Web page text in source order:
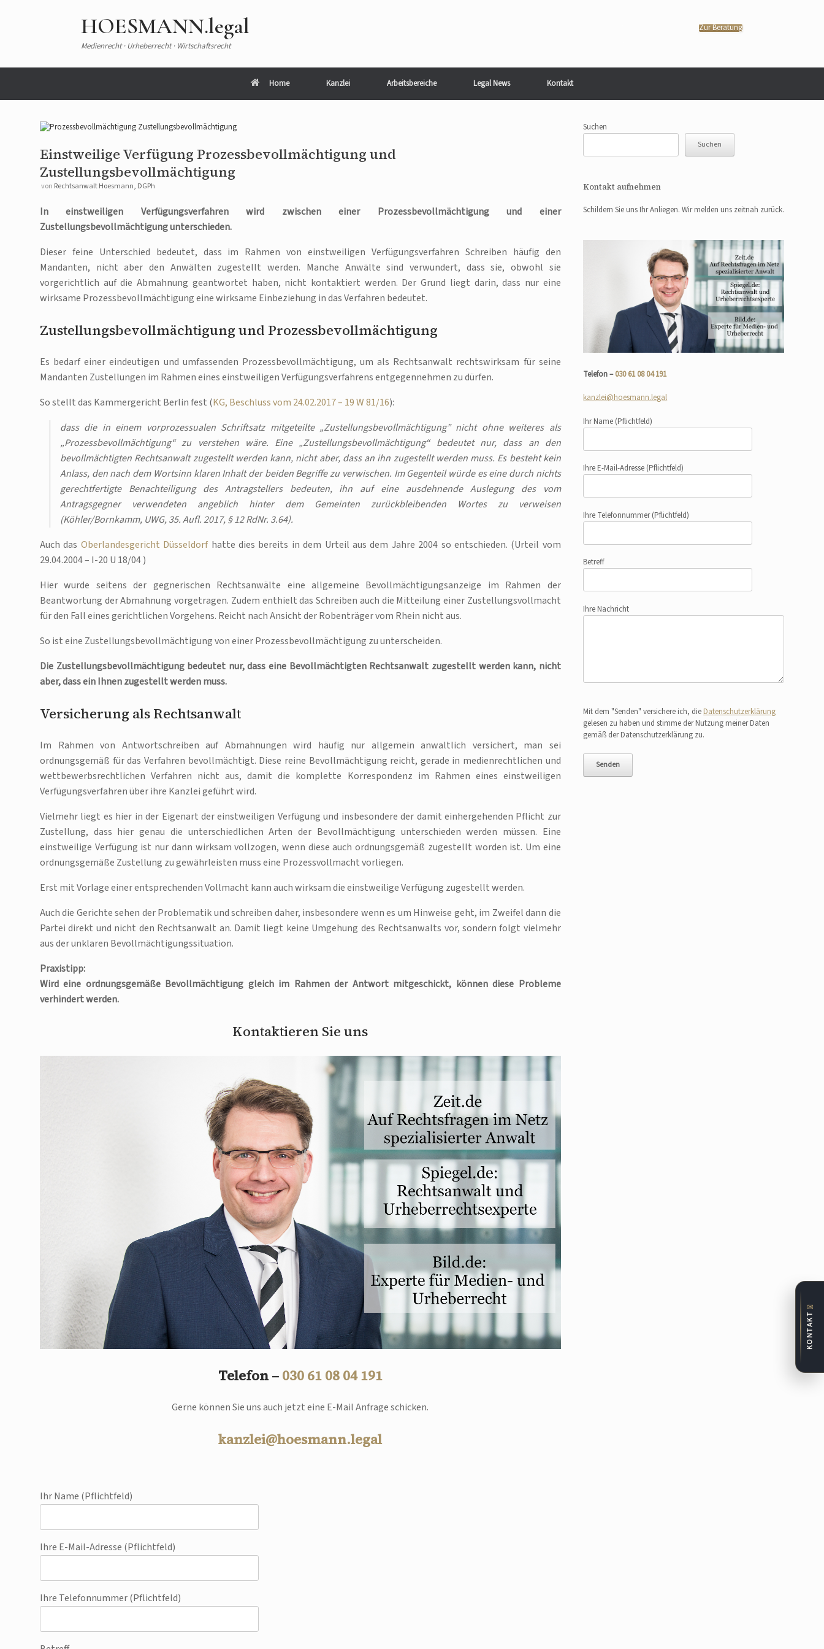
HOESMANN.legal
Medienrecht · Urheberrecht · Wirtschaftsrecht
Zur Beratung
Home Kanzlei Arbeitsbereiche Legal News Kontakt
Einstweilige Verfügung Prozessbevollmächtigung und
Zustellungsbevollmächtigung
von Rechtsanwalt Hoesmann, DGPh
In einstweiligen Verfügungsverfahren wird zwischen einer Prozessbevollmächtigung und einer
Zustellungsbevollmächtigung unterschieden.
Dieser feine Unterschied bedeutet, dass im Rahmen von einstweiligen Verfügungsverfahren Schreiben häufig den
Mandanten, nicht aber den Anwälten zugestellt werden. Manche Anwälte sind verwundert, dass sie, obwohl sie
vorgerichtlich auf die Abmahnung geantwortet haben, nicht kontaktiert werden. Der Grund liegt darin, dass nur eine
wirksame Prozessbevollmächtigung eine wirksame Einbeziehung in das Verfahren bedeutet.
Zustellungsbevollmächtigung und Prozessbevollmächtigung
Es bedarf einer eindeutigen und umfassenden Prozessbevollmächtigung, um als Rechtsanwalt rechtswirksam für seine
Mandanten Zustellungen im Rahmen eines einstweiligen Verfügungsverfahrens entgegennehmen zu dürfen.
So stellt das Kammergericht Berlin fest (KG, Beschluss vom 24.02.2017 – 19 W 81/16):
dass die in einem vorprozessualen Schriftsatz mitgeteilte „Zustellungsbevollmächtigung” nicht ohne weiteres als
„Prozessbevollmächtigung“ zu verstehen wäre. Eine „Zustellungsbevollmächtigung“ bedeutet nur, dass an den
bevollmächtigten Rechtsanwalt zugestellt werden kann, nicht aber, dass an ihn zugestellt werden muss. Es besteht kein
Anlass, den nach dem Wortsinn klaren Inhalt der beiden Begriffe zu verwischen. Im Gegenteil würde es eine durch nichts
gerechtfertigte Benachteiligung des Antragstellers bedeuten, ihn auf eine ausdehnende Auslegung des vom
Antragsgegner verwendeten angeblich hinter dem Gemeinten zurückbleibenden Wortes zu verweisen
(Köhler/Bornkamm, UWG, 35. Aufl. 2017, § 12 RdNr. 3.64).
Auch das Oberlandesgericht Düsseldorfhatte dies bereits in dem Urteil aus dem Jahre 2004 so entschieden. (Urteil vom
29.04.2004 – I-20 U 18/04 )
Hier wurde seitens der gegnerischen Rechtsanwälte eine allgemeine Bevollmächtigungsanzeige im Rahmen der
Beantwortung der Abmahnung vorgetragen. Zudem enthielt das Schreiben auch die Mitteilung einer Zustellungsvollmacht
für den Fall eines gerichtlichen Vorgehens. Reicht nach Ansicht der Robenträger vom Rhein nicht aus.
So ist eine Zustellungsbevollmächtigung von einer Prozessbevollmächtigung zu unterscheiden.
Die Zustellungsbevollmächtigung bedeutet nur, dass eine Bevollmächtigten Rechtsanwalt zugestellt werden kann, nicht
aber, dass ein Ihnen zugestellt werden muss.
Versicherung als Rechtsanwalt
Im Rahmen von Antwortschreiben auf Abmahnungen wird häufig nur allgemein anwaltlich versichert, man sei
ordnungsgemäß für das Verfahren bevollmächtigt. Diese reine Bevollmächtigung reicht, gerade in medienrechtlichen und
wettbewerbsrechtlichen Verfahren nicht aus, damit die komplette Korrespondenz im Rahmen eines einstweiligen
Verfügungsverfahren über ihre Kanzlei geführt wird.
Vielmehr liegt es hier in der Eigenart der einstweiligen Verfügung und insbesondere der damit einhergehenden Pflicht zur
Zustellung, dass hier genau die unterschiedlichen Arten der Bevollmächtigung unterschieden werden müssen. Eine
einstweilige Verfügung ist nur dann wirksam vollzogen, wenn diese auch ordnungsgemäß zugestellt worden ist. Um eine
ordnungsgemäße Zustellung zu gewährleisten muss eine Prozessvollmacht vorliegen.
Erst mit Vorlage einer entsprechenden Vollmacht kann auch wirksam die einstweilige Verfügung zugestellt werden.
Auch die Gerichte sehen der Problematik und schreiben daher, insbesondere wenn es um Hinweise geht, im Zweifel dann die
Partei direkt und nicht den Rechtsanwalt an. Damit liegt keine Umgehung des Rechtsanwalts vor, sondern folgt vielmehr
aus der unklaren Bevollmächtigungssituation.
Praxistipp:
Wird eine ordnungsgemäße Bevollmächtigung gleich im Rahmen der Antwort mitgeschickt, können diese Probleme
verhindert werden.
Kontaktieren Sie uns
Telefon – 030 61 08 04 191
Gerne können Sie uns auch jetzt eine E-Mail Anfrage schicken.
kanzlei@hoesmann.legal
Ihr Name (Pflichtfeld)
Ihre E-Mail-Adresse (Pflichtfeld)
Ihre Telefonnummer (Pflichtfeld)
Suchen
Suchen
Kontakt aufnehmen
Schildern Sie uns Ihr Anliegen. Wir melden uns zeitnah zurück.
Telefon –030 61 08 04 191
kanzlei@hoesmann.legal
Ihr Name (Pflichtfeld)
Ihre E-Mail-Adresse (Pflichtfeld)
Ihre Telefonnummer(Pflichtfeld)
Betreff
Ihre Nachricht
Mit dem "Senden" versichere ich, die Datenschutzerklärung
gelesen zu haben und stimme der Nutzung meiner Daten
gemäß der Datenschutzerklärung zu.
✉
KONTAKT